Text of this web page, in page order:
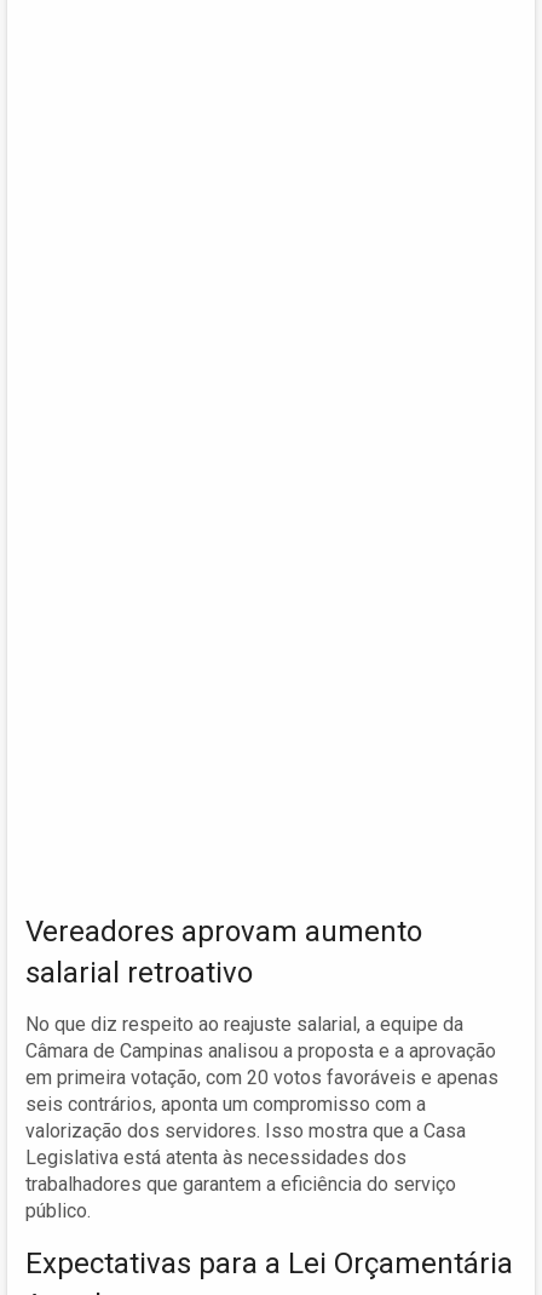
Vereadores aprovam aumento
salarial retroativo
No que diz respeito ao reajuste salarial, a equipe da
Câmara de Campinas analisou a proposta e a aprovação
em primeira votação, com 20 votos favoráveis e apenas
seis contrários, aponta um compromisso com a
valorização dos servidores. Isso mostra que a Casa
Legislativa está atenta às necessidades dos
trabalhadores que garantem a eficiência do serviço
público.
Expectativas para a Lei Orçamentária